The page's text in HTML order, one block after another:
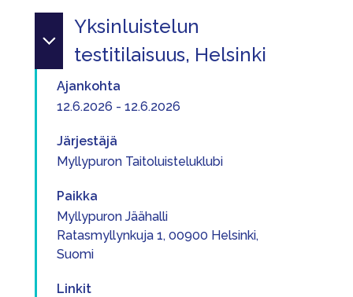
Yksinluistelun
testitilaisuus, Helsinki
Ajankohta
12.6.2026 - 12.6.2026
Järjestäjä
Myllypuron Taitoluisteluklubi
Paikka
Myllypuron Jäähalli
Ratasmyllynkuja 1, 00900 Helsinki,
Suomi
Linkit